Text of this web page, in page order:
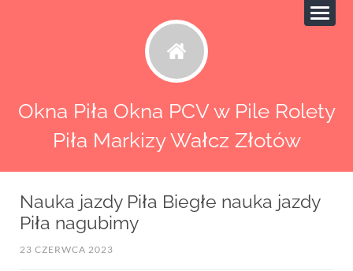
Okna Piła Okna PCV w Pile Rolety
Piła Markizy Wałcz Złotów
Nauka jazdy Piła Biegłe nauka jazdy
Piła nagubimy
23 CZERWCA 2023